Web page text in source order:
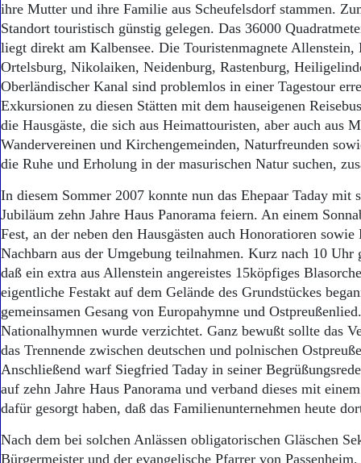
Kontakt
Impressum
Datenschutz
ihre Mutter und ihre Familie aus Scheufelsdorf stammen.
Standort touristisch günstig gelegen. Das 36000
liegt direkt am Kalbensee. Die Touristenmagnete Allenstein,
Ortelsburg, Nikolaiken, Neidenburg, Rastenburg,
Oberländischer Kanal sind problemlos in einer Tagestour
Exkursionen zu diesen Stätten mit dem hauseigenen
die Hausgäste, die sich aus Heimattouristen, aber auch aus
Wandervereinen und Kirchengemeinden, Naturfreunden
die Ruhe und Erholung in der masurischen Natur suchen,
In diesem Sommer 2007 konnte nun das Ehepaar Taday mit
Jubiläum zehn Jahre Haus Panorama feiern. An einem
Fest, an der neben den Hausgästen auch Honoratioren sowie
Nachbarn aus der Umgebung teilnahmen. Kurz nach 10 Uhr
daß ein extra aus Allenstein angereistes 15köpfiges
eigentliche Festakt auf dem Gelände des Grundstückes
gemeinsamen Gesang von Europahymne und
Nationalhymnen wurde verzichtet. Ganz bewußt sollte das
das Trennende zwischen deutschen und polnischen
Anschließend warf Siegfried Taday in seiner
auf zehn Jahre Haus Panorama und verband dieses mit
dafür gesorgt haben, daß das Familienunternehmen heute
Nach dem bei solchen Anlässen obligatorischen Gläschen
Bürgermeister und der evangelische Pfarrer von